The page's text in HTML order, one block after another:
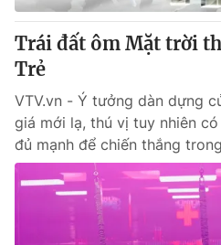
Trái đất ôm Mặt trời
Trẻ
VTV.vn - Ý tưởng dàn dựng
giá mới lạ, thú vị tuy nhiên
đủ mạnh để chiến thắng